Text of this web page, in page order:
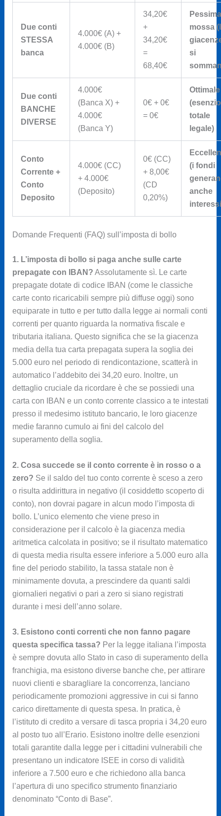
Due conti
STESSA
banca
4.000€ (A) +
4.000€ (B)
34,20€
+
34,20€
=
68,40€
Pessima
mossa
si
Due conti
BANCHE
DIVERSE
4.000€
(Banca X) +
4.000€
(Banca Y)
0€ + 0€
= 0€
Ottimale
totale
legale)
Conto
Corrente +
Conto
Deposito
4.000€ (CC)
+ 4.000€
(Deposito)
0€ (CC)
+ 8,00€
(CD
0,20%)
(i fondi
anche
Domande Frequenti (FAQ) sull’imposta di bollo
1. L’imposta di bollo si paga anche sulle carte
prepagate con IBAN? Assolutamente sì. Le carte
prepagate dotate di codice IBAN (come le classiche
carte conto ricaricabili sempre più diffuse oggi) sono
equiparate in tutto e per tutto dalla legge ai normali conti
correnti per quanto riguarda la normativa fiscale e
tributaria italiana. Questo significa che se la giacenza
media della tua carta prepagata supera la soglia dei
5.000 euro nel periodo di rendicontazione, scatterà in
automatico l’addebito dei 34,20 euro. Inoltre, un
dettaglio cruciale da ricordare è che se possiedi una
carta con IBAN e un conto corrente classico a te intestati
presso il medesimo istituto bancario, le loro giacenze
medie faranno cumulo ai fini del calcolo del
superamento della soglia.
2. Cosa succede se il conto corrente è in rosso o a
zero? Se il saldo del tuo conto corrente è sceso a zero
o risulta addirittura in negativo (il cosiddetto scoperto di
conto), non dovrai pagare in alcun modo l’imposta di
bollo. L’unico elemento che viene preso in
considerazione per il calcolo è la giacenza media
aritmetica calcolata in positivo; se il risultato matematico
di questa media risulta essere inferiore a 5.000 euro alla
fine del periodo stabilito, la tassa statale non è
minimamente dovuta, a prescindere da quanti saldi
giornalieri negativi o pari a zero si siano registrati
durante i mesi dell’anno solare.
3. Esistono conti correnti che non fanno pagare
questa specifica tassa? Per la legge italiana l’imposta
è sempre dovuta allo Stato in caso di superamento della
franchigia, ma esistono diverse banche che, per attirare
nuovi clienti e sbaragliare la concorrenza, lanciano
periodicamente promozioni aggressive in cui si fanno
carico direttamente di questa spesa. In pratica, è
l’istituto di credito a versare di tasca propria i 34,20 euro
al posto tuo all’Erario. Esistono inoltre delle esenzioni
totali garantite dalla legge per i cittadini vulnerabili che
presentano un indicatore ISEE in corso di validità
inferiore a 7.500 euro e che richiedono alla banca
l’apertura di uno specifico strumento finanziario
denominato “Conto di Base”.